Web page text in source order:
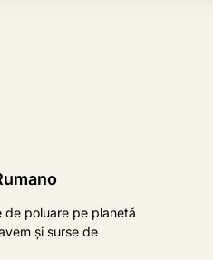
de poluare pe planetă
și surse de